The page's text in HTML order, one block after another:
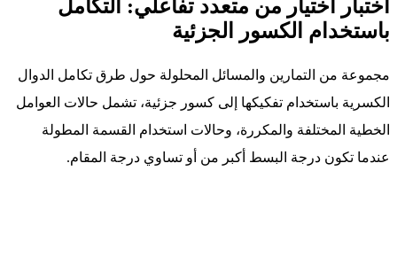
اختبار اختيار من متعدد تفاعلي: التكامل
باستخدام الكسور الجزئية
مجموعة من التمارين والمسائل المحلولة حول طرق تكامل الدوال
الكسرية باستخدام تفكيكها إلى كسور جزئية، تشمل حالات العوامل
الخطية المختلفة والمكررة، وحالات استخدام القسمة المطولة
عندما تكون درجة البسط أكبر من أو تساوي درجة المقام.